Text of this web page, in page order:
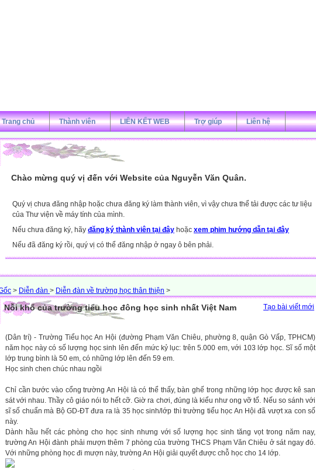
Trang chủ Thành viên LIÊN KẾT WEB Trợ giúp Liên hệ
Chào mừng quý vị đến với Website của Nguyễn Văn Quân.
Quý vị chưa đăng nhập hoặc chưa đăng ký làm thành viên, vì vậy chưa thể tải được các tư liệu
của Thư viện về máy tính của mình.
Nếu chưa đăng ký, hãy đăng ký thành viên tại đây hoặc xem phim hướng dẫn tại đây
Nếu đã đăng ký rồi, quý vị có thể đăng nhập ở ngay ô bên phải.
> Diễn đàn > Diễn đàn về trường học thân thiện >
Tạo bài viết mới
Nỗi khổ của trường tiểu học đông học sinh nhất Việt Nam
(Dân trí) - Trường Tiểu học An Hội (đường Phạm Văn Chiêu, phường 8, quận Gò Vấp, TPHCM)
năm học này có số lượng học sinh lên đến mức kỷ lục: trên 5.000 em, với 103 lớp học. Sĩ số một
lớp trung bình là 50 em, có những lớp lên đến 59 em.
Học sinh chen chúc nhau ngồi
Chỉ cần bước vào cổng trường An Hội là có thể thấy, bàn ghế trong những lớp học được kê san
sát với nhau. Thầy cô giáo nói to hết cỡ. Giờ ra chơi, đúng là kiểu như ong vỡ tổ. Nếu so sánh với
sĩ số chuẩn mà Bộ GD-ĐT đưa ra là 35 học sinh/lớp thì trường tiểu học An Hội đã vượt xa con số
này.
Dành hầu hết các phòng cho học sinh nhưng với số lượng học sinh tăng vọt trong năm nay,
trường An Hội đành phải mượn thêm 7 phòng của trường THCS Phạm Văn Chiêu ở sát ngay đó.
Với những phòng học đi mượn này, trường An Hội giải quyết được chỗ học cho 14 lớp.